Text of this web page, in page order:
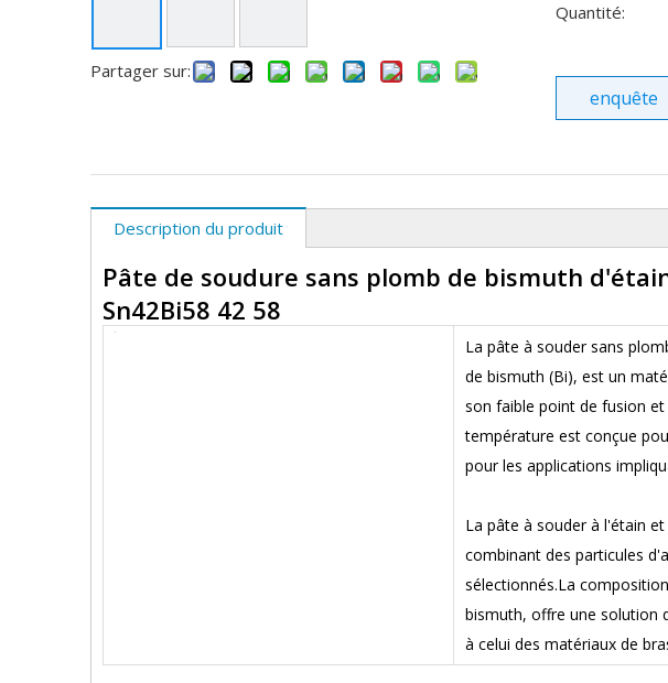
Partager sur:
Quantité:
enquête
Description du produit
Pâte de soudure sans plomb de bismuth
Sn42Bi58 42 58
La pâte à souder sans
de bismuth (Bi), est un
son faible point de fusion
température est conçue
pour les applications
La pâte à souder à l'étain
combinant des particules
sélectionnés.La
bismuth, offre une solution
à celui des matériaux de